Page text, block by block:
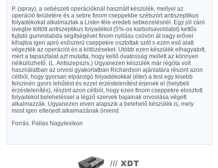
P. (spray), a sebészeti operációknál használt készülék, mellyel az
operáció területére és a sebre finom cseppekbe szétszórt antiszeptikus
folyadékokat alkalmaztak a Lister-féle eredeti sebkezelésnél. Egy jól záró
üvegbe töltött antiszeptikus folyadékot (5%-os karbolsavoldatot) kettős
fujtató gummilabda segítségével finom nyilásu csövön át nagy erővel
kihajtva igen apró esőszerü cseppekre osztottak szét s ezen eső alatt
végezték az operációt és a kötözéseket. Utóbb ezen készülék elhagyatott,
mert a tapasztalat azt mutatta, hogy kellő óvatosság mellett az könnyen
nélkülözhető. (L. Antiszepszis.) Ugyanezen készülék már régóta volt
használatban az orvosi gyakorlatban Richardson ajánlatára részint azon
célból, hogy gyorsan elpárolgó folyadékokkal (éter) a test egy kisebb
felszinén gyors lehűlést és ezzel érzéstelenítést érjenek el (helybeli
érzéstelenítés), részint azon célból, hogy ezen finom cseppekre elosztott
folyadékot beleheléssel a légző szervek bajainak orvoslása végett
alkalmazzák. Ugyanezen elven alapszik a belehelő készülék is, mely
most igen elterjedt alkalmazának örvend.
Forrás: Pallas Nagylexikon